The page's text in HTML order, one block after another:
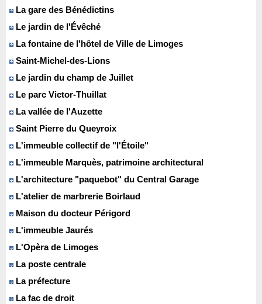
La gare des Bénédictins
Le jardin de l'Évêché
La fontaine de l'hôtel de Ville de Limoges
Saint-Michel-des-Lions
Le jardin du champ de Juillet
Le parc Victor-Thuillat
La vallée de l'Auzette
Saint Pierre du Queyroix
L'immeuble collectif de "l'Étoile"
L'immeuble Marquès, patrimoine architectural
L'architecture "paquebot" du Central Garage
L'atelier de marbrerie Boirlaud
Maison du docteur Périgord
L'immeuble Jaurés
L'Opèra de Limoges
La poste centrale
La préfecture
La fac de droit